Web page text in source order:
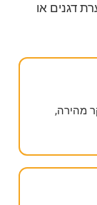
דגנים או
מהירה,